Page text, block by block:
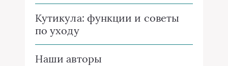
Кутикула: функции и советы
по уходу
Наши авторы